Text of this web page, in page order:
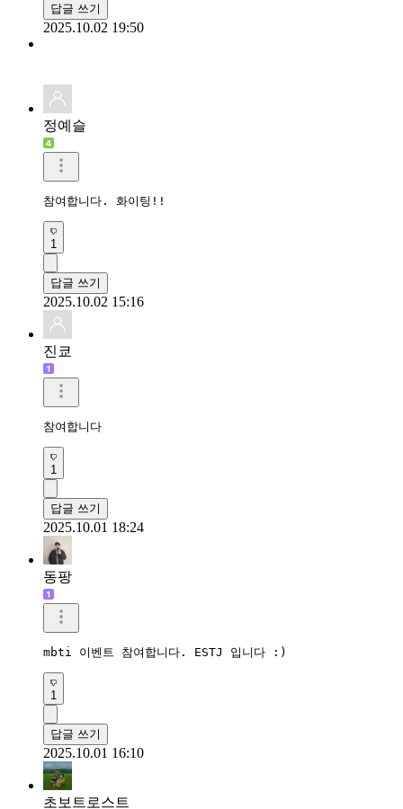
답글 쓰기
2025.10.02 19:50
정예슬
1
답글 쓰기
2025.10.02 15:16
진쿄
참여합니다
1
답글 쓰기
2025.10.01 18:24
동팡
mbti 이벤트 참여합니다. ESTJ 입니다 :)
1
답글 쓰기
2025.10.01 16:10
초보트로스트